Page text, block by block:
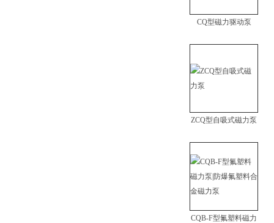
CQ型磁力驱动泵
ZCQ型自吸式磁力泵
CQB-F型氟塑料磁力